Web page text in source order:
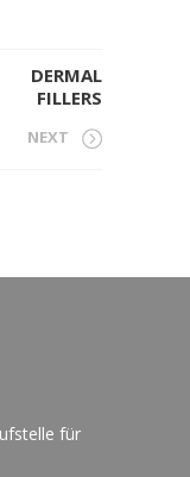
DERMAL
FILLERS
NEXT
für